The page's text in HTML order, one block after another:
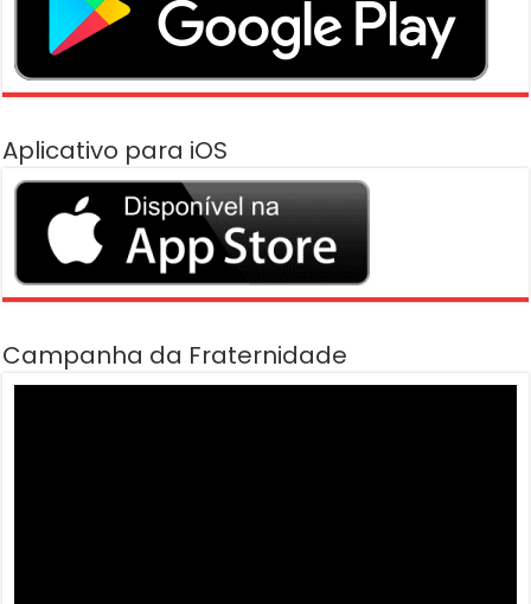
Aplicativo para iOS
Campanha da Fraternidade